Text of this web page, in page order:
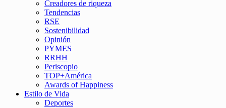
Creadores de riqueza
Tendencias
RSE
Sostenibilidad
Opinión
PYMES
RRHH
Periscopio
TOP+América
Awards of Happiness
Estilo de Vida
Deportes